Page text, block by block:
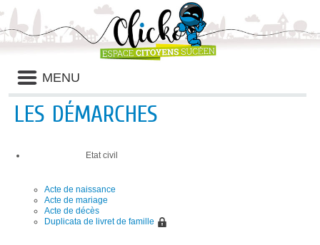
Liste
des
avertissements
MENU
LES DÉMARCHES
Etat civil
Acte de naissance
Acte de mariage
Acte de décès
Duplicata de livret de famille